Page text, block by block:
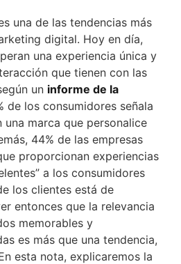
una de las tendencias más
digital. Hoy en día,
una experiencia única y
que tienen con las
un informe de la
de los consumidores señala
una marca que personalice
44% de las empresas
proporcionan experiencias
a los consumidores
los clientes está de
entonces que la relevancia
memorables y
es más que una tendencia,
esta nota, explicaremos la